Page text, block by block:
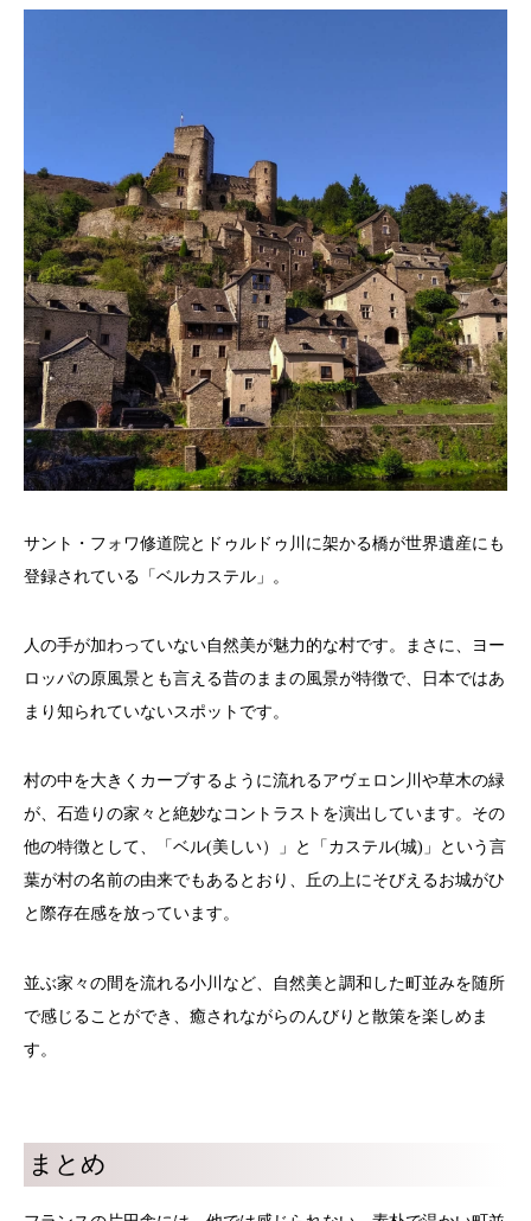
サント・フォワ修道院とドゥルドゥ川に架かる橋が世界遺産にも
登録されている「ベルカステル」。
人の手が加わっていない自然美が魅力的な村です。まさに、ヨー
ロッパの原風景とも言える昔のままの風景が特徴で、日本ではあ
まり知られていないスポットです。
村の中を大きくカーブするように流れるアヴェロン川や草木の緑
が、石造りの家々と絶妙なコントラストを演出しています。その
他の特徴として、「ベル(美しい）」と「カステル(城)」という言
葉が村の名前の由来でもあるとおり、丘の上にそびえるお城がひ
と際存在感を放っています。
並ぶ家々の間を流れる小川など、自然美と調和した町並みを随所
で感じることができ、癒されながらのんびりと散策を楽しめま
す。
まとめ